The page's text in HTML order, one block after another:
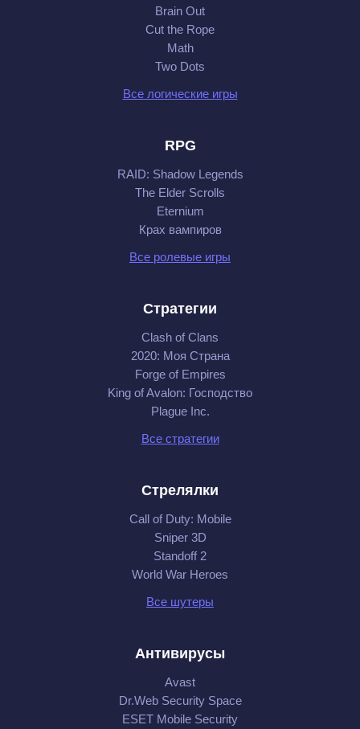
Brain Out
Cut the Rope
Math
Two Dots
Все логические игры
RPG
RAID: Shadow Legends
The Elder Scrolls
Eternium
Крах вампиров
Все ролевые игры
Стратегии
Clash of Clans
2020: Моя Cтрана
Forge of Empires
King of Avalon: Господство
Plague Inc.
Все стратегии
Стрелялки
Call of Duty: Mobile
Sniper 3D
Standoff 2
World War Heroes
Все шутеры
Антивирусы
Avast
Dr.Web Security Space
ESET Mobile Security